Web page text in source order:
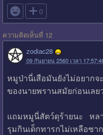
 0
ความคิดเห็นที่ 12
zodiac28
09 กันยายน 2560 เวลา
หมูป่านี่เสือมันยังไม่อยาก
ของนายพรานสมัยก่อนเลย
แถมหมูนี่สัตว์ดุร้ายนะ หล
รุมกินเด็กทารกไม่เหลือซา